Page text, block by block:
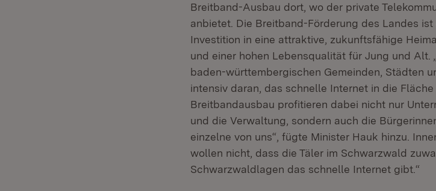
Breitband-Ausbau dort, wo der private
anbietet. Die Breitband-Förderung des Landes
Investition in eine attraktive, zukunftsfähige
und einer hohen Lebensqualität für Jung und Alt.
baden-württembergischen Gemeinden, Städten
intensiv daran, das schnelle Internet in die Fläche
Breitbandausbau profitieren dabei nicht nur
und die Verwaltung, sondern auch die
einzelne von uns“, fügte Minister Hauk hinzu.
wollen nicht, dass die Täler im Schwarzwald
Schwarzwaldlagen das schnelle Internet gibt.“